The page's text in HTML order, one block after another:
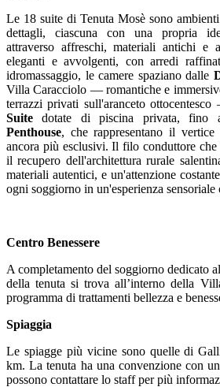
Le 18 suite di Tenuta Mosè sono
dettagli, ciascuna con una propria
attraverso affreschi, materiali antichi e
eleganti e avvolgenti, con arredi
idromassaggio, le camere spaziano dalle
Villa Caracciolo — romantiche e
terrazzi privati sull'aranceto
Suite dotate di piscina privata,
Penthouse, che rappresentano il
ancora più esclusivi. Il filo conduttore
il recupero dell'architettura rurale
materiali autentici, e un'attenzione
ogni soggiorno in un'esperienza sensoriale
Centro Benessere
A completamento del soggiorno dedicato
della tenuta si trova all’interno della
programma di trattamenti bellezza e
Spiaggia
Le spiagge più vicine sono quelle di
km. La tenuta ha una convenzione con
possono contattare lo staff per più